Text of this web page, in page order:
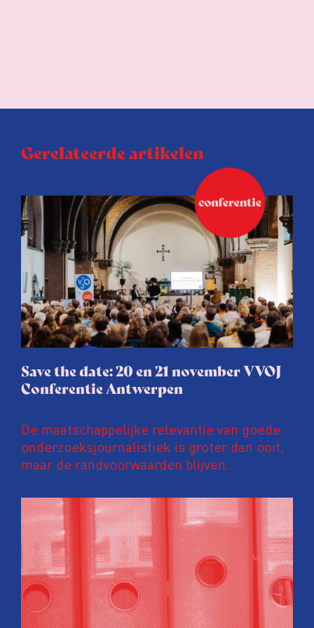
Gerelateerde artikelen
Save the date: 20 en 21 november VVOJ
Conferentie Antwerpen
De maatschappelijke relevantie van goede
onderzoeksjournalistiek is groter dan ooit,
maar de randvoorwaarden blijven
Conferentie duiken we in De
ongemakkelijke werkelijkheid: een eerlijke
en urgente blik op de staat van ons vak.